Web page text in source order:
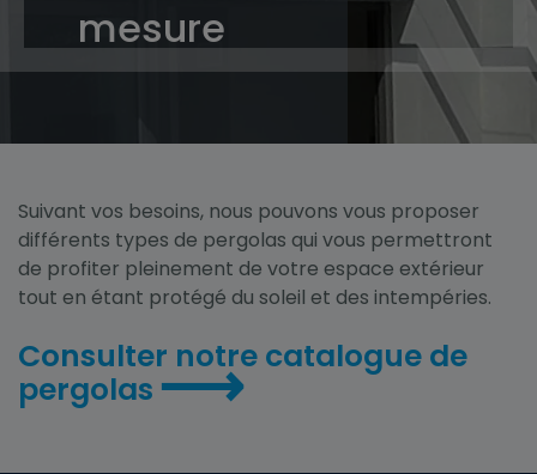
mesure
Suivant vos besoins, nous pouvons vous proposer
différents types de pergolas qui vous permettront
de profiter pleinement de votre espace extérieur
tout en étant protégé du soleil et des intempéries.
Consulter notre catalogue de
pergolas⟶